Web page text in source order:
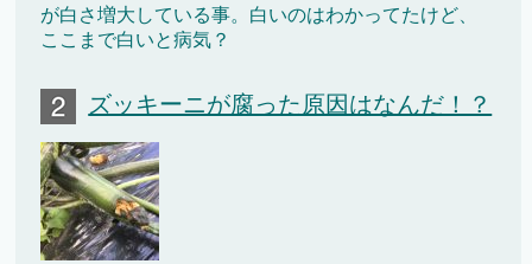
が白さ増大している事。白いのはわかってたけど、
ここまで白いと病気？
ズッキーニが腐った原因はなんだ！？